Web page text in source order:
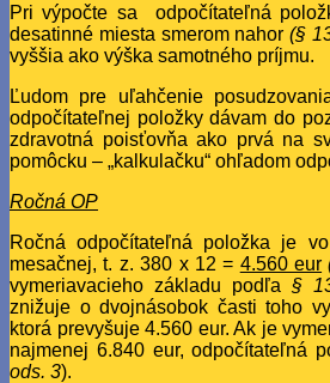
Pri výpočte sa odpočítateľná
desatinné miesta smerom nahor(§
vyššia ako výška samotného príjmu.
Ľudom pre uľahčenie
odpočítateľnej položky dávam do
zdravotná poisťovňa ako prvá na
pomôcku – „kalkulačku“ ohľadom
Ročná OP
Ročná odpočítateľná položka je
mesačnej, t. z. 380 x 12 = 4.560 eur
vymeriavacieho základu podľa §
znižuje o dvojnásobok časti toho
ktorá prevyšuje 4.560 eur. Ak je
najmenej 6.840 eur, odpočítateľná
ods. 3).